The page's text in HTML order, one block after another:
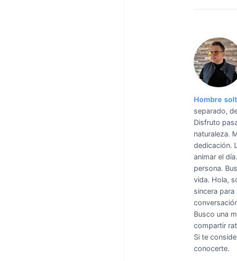
Hombre
separado,
Disfruto
naturaleza.
dedicación.
animar el
persona.
vida. Hola,
sincera
Busco una
compartir
Si te
conocerte.